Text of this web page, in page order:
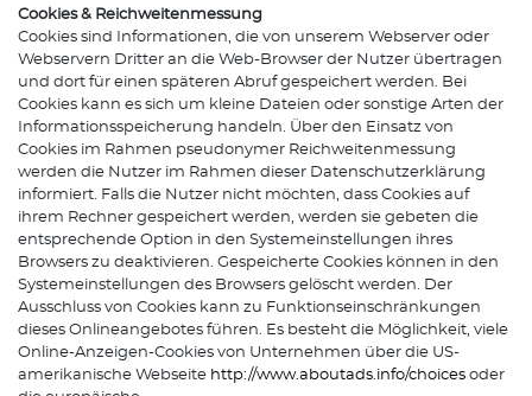
Cookies & Reichweitenmessung
Cookies sind Informationen, die von unserem Webserver oder
Webservern Dritter an die Web-Browser der Nutzer übertragen
und dort für einen späteren Abruf gespeichert werden. Bei
Cookies kann es sich um kleine Dateien oder sonstige Arten der
Informationsspeicherung handeln. Über den Einsatz von
Cookies im Rahmen pseudonymer Reichweitenmessung
werden die Nutzer im Rahmen dieser Datenschutzerklärung
informiert. Falls die Nutzer nicht möchten, dass Cookies auf
ihrem Rechner gespeichert werden, werden sie gebeten die
entsprechende Option in den Systemeinstellungen ihres
Browsers zu deaktivieren. Gespeicherte Cookies können in den
Systemeinstellungen des Browsers gelöscht werden. Der
Ausschluss von Cookies kann zu Funktionseinschränkungen
dieses Onlineangebotes führen. Es besteht die Möglichkeit, viele
Online-Anzeigen-Cookies von Unternehmen über die US-
amerikanische Webseite http://www.aboutads.info/choices oder